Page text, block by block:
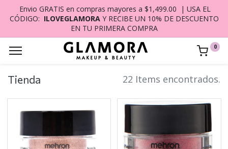
Envio GRATIS en compras mayores a $1,499.00 | USA EL
CÓDIGO: ILOVEGLAMORA Y RECIBE UN 10% DE DESCUENTO
EN TU PRIMERA COMPRA
0
Tienda 22 Items encontrados.